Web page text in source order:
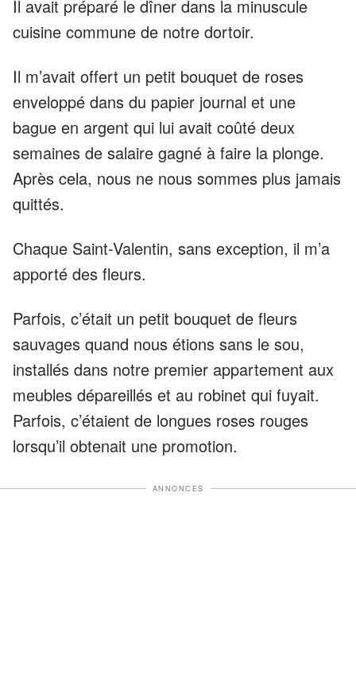
Il avait préparé le dîner dans la minuscule
cuisine commune de notre dortoir.
Il m’avait offert un petit bouquet de roses
enveloppé dans du papier journal et une
bague en argent qui lui avait coûté deux
semaines de salaire gagné à faire la plonge.
Après cela, nous ne nous sommes plus jamais
quittés.
Chaque Saint-Valentin, sans exception, il m’a
apporté des fleurs.
Parfois, c’était un petit bouquet de fleurs
sauvages quand nous étions sans le sou,
installés dans notre premier appartement aux
meubles dépareillés et au robinet qui fuyait.
Parfois, c’étaient de longues roses rouges
lorsqu’il obtenait une promotion.
ANNONCES